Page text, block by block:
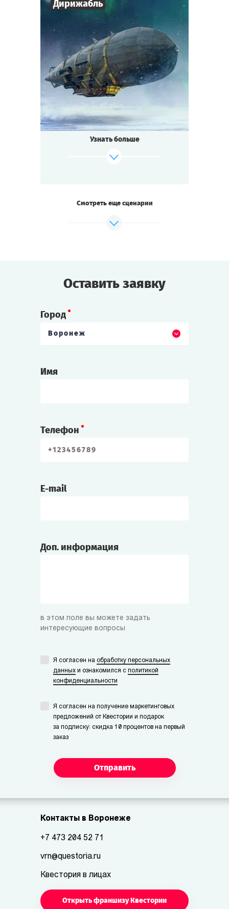
загадки квеста.
Cыграть Смотреть сценарий
Дирижабль
7-10
Время игры ч.
Тематика Стимпанк
Тип квеста Мини-квестория
Узнать больше
Смотреть еще сценарии
Оставить заявку
Город
Воронеж
Имя
Телефон
E-mail
Доп. информация
в этом поле вы можете задать
интересующие вопросы
Я согласен на обработку персональных
данных и ознакомился с политикой
конфиденциальности
Я согласен на получение маркетинговых
предложений от Квестории и подарок
за подписку: скидка 10 процентов на первый
заказ
Отправить
Контакты в Воронеже
+7 473 204 52 71
vrn@questoria.ru
Квестория в лицах
Открыть франшизу Квестории